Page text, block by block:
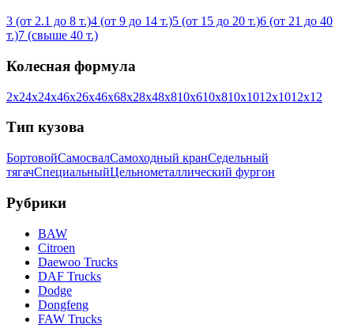
3 (от 2.1 до 8 т.)4 (от 9 до 14 т.)5 (от 15 до 20 т.)6 (от 21 до 40
т.)7 (свыше 40 т.)
Колесная формула
2х24х24х46х26х46х68х28х48х810х610х810х1012х1012х12
Тип кузова
БортовойСамосвалСамоходный кранСедельный
тягачСпециальныйЦельнометаллический фургон
Рубрики
BAW
Citroen
Daewoo Trucks
DAF Trucks
Dodge
Dongfeng
FAW Trucks